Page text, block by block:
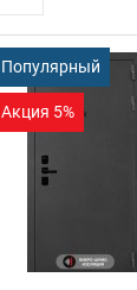
Популярный
Акция 5%